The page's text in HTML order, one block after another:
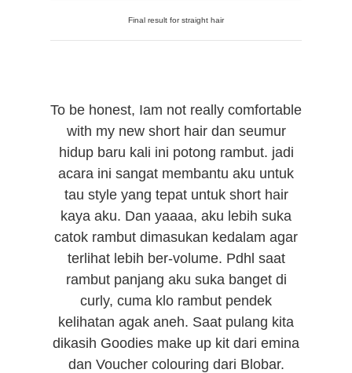
Final result for straight hair
To be honest, Iam not really comfortable
with my new short hair dan seumur
hidup baru kali ini potong rambut. jadi
acara ini sangat membantu aku untuk
tau style yang tepat untuk short hair
kaya aku. Dan yaaaa, aku lebih suka
catok rambut dimasukan kedalam agar
terlihat lebih ber-volume. Pdhl saat
rambut panjang aku suka banget di
curly, cuma klo rambut pendek
kelihatan agak aneh. Saat pulang kita
dikasih Goodies make up kit dari emina
dan Voucher colouring dari Blobar.